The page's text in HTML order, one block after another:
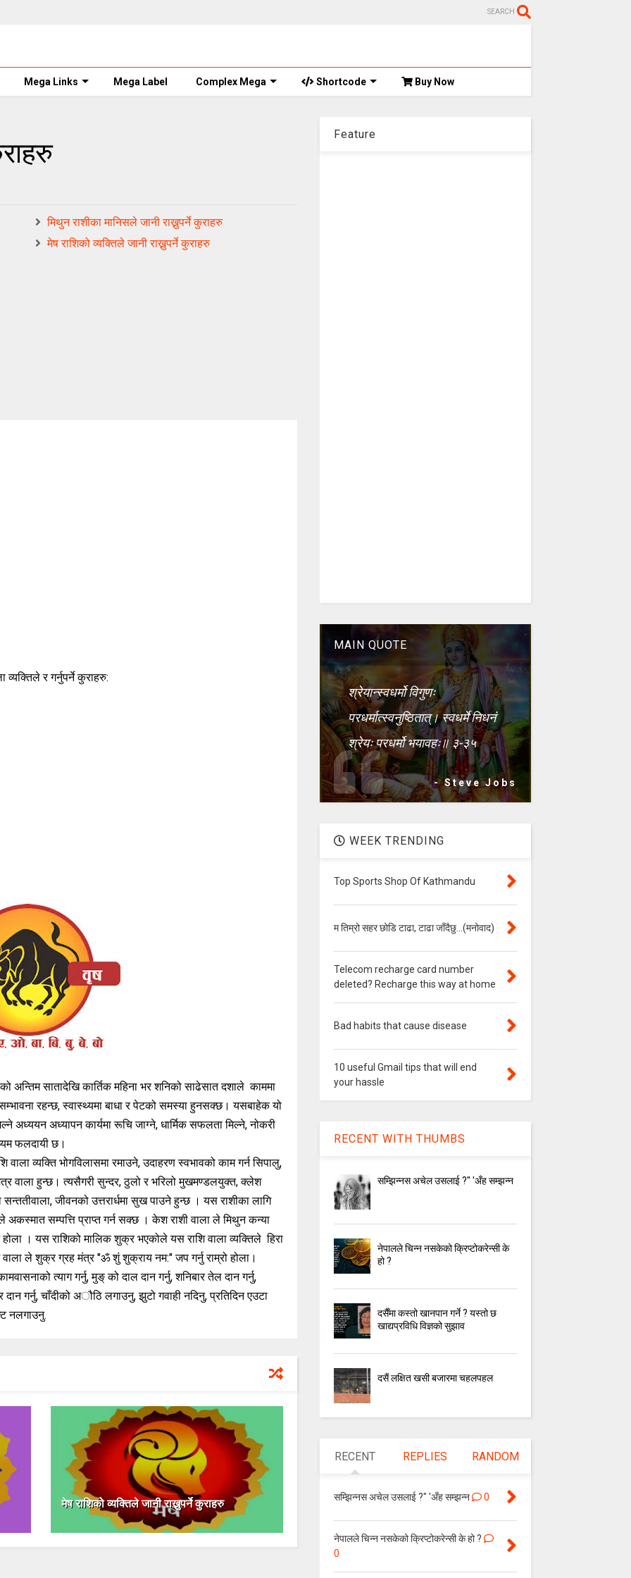
SEARCH
Mega Links Mega Label Complex Mega Shortcode Buy Now
मिथुन राशीका मानिसले जानी राख्नुपर्ने कुराहरु
मेष राशिको व्यक्तिले जानी राख्नुपर्ने कुराहरु
र गर्नुपर्ने कुराहरु:
अन्तिम सातादेखि कार्तिक महिना भर शनिको साढेसात दशाले काममा
रहन्छ, स्वास्थ्यमा बाधा र पेटको समस्या हुनसक्छ। यसबाहेक यो
अध्ययन अध्यापन कार्यमा रूचि जाग्ने, धार्मिक सफलता मिल्ने, नोकरी
फलदायी छ।
वाला व्यक्ति भोगविलासमा रमाउने, उदाहरण स्वभावको काम गर्न सिपालु,
वाला हुन्छ। त्यसैगरी सुन्दर, ठुलो र भरिलो मुखमण्डलयुक्त, क्लेश
जीवनको उत्तरार्धमा सुख पाउने हुन्छ । यस राशीका लागि
अकस्मात सम्पत्ति प्राप्त गर्न सक्छ । केश राशी वाला ले मिथुन कन्या
होला । यस राशिको मालिक शुक्र भएकोले यस राशि वाला व्यक्तिले हिरा
ले शुक्र ग्रह मंत्र "ॐ शुं शुक्राय नम:" जप गर्नु राम्रो होला।
त्याग गर्नु, मुङ् को दाल दान गर्नु, शनिबार तेल दान गर्नु,
गर्नु, चाँदीको अौठि लगाउनु, झुटो गवाही नदिनु, प्रतिदिन एउटा
नलगाउनु.
मेष राशिको व्यक्तिले जानी राख्नुपर्ने कुराहरु
Feature
MAIN QUOTE
श्रेयान्स्वधर्मो विगुणः
परधर्मात्स्वनुष्ठितात्। स्वधर्मे निधनं
श्रेयः परधर्मो भयावहः॥ ३-३५
- Steve Jobs
WEEK TRENDING
Top Sports Shop Of Kathmandu
म तिम्रो सहर छोडि टाढा, टाढा जाँदैछु…(मनोवाद)
Telecom recharge card number
deleted? Recharge this way at home
Bad habits that cause disease
10 useful Gmail tips that will end
your hassle
RECENT WITH THUMBS
सम्झिन्नस अचेल उसलाई ?" 'अँह सम्झन्न
नेपालले चिन्‍न नसकेको क्रिप्टोकरेन्सी के
हो ?
दसैँमा कस्तो खानपान गर्ने ? यस्तो छ
खाद्यप्रविधि विज्ञको सुझाव
दसैं लक्षित खसी बजारमा चहलपहल
RECENT REPLIES RANDOM
सम्झिन्नस अचेल उसलाई ?" 'अँह सम्झन्न 0
नेपालले चिन्‍न नसकेको क्रिप्टोकरेन्सी के हो ?
0